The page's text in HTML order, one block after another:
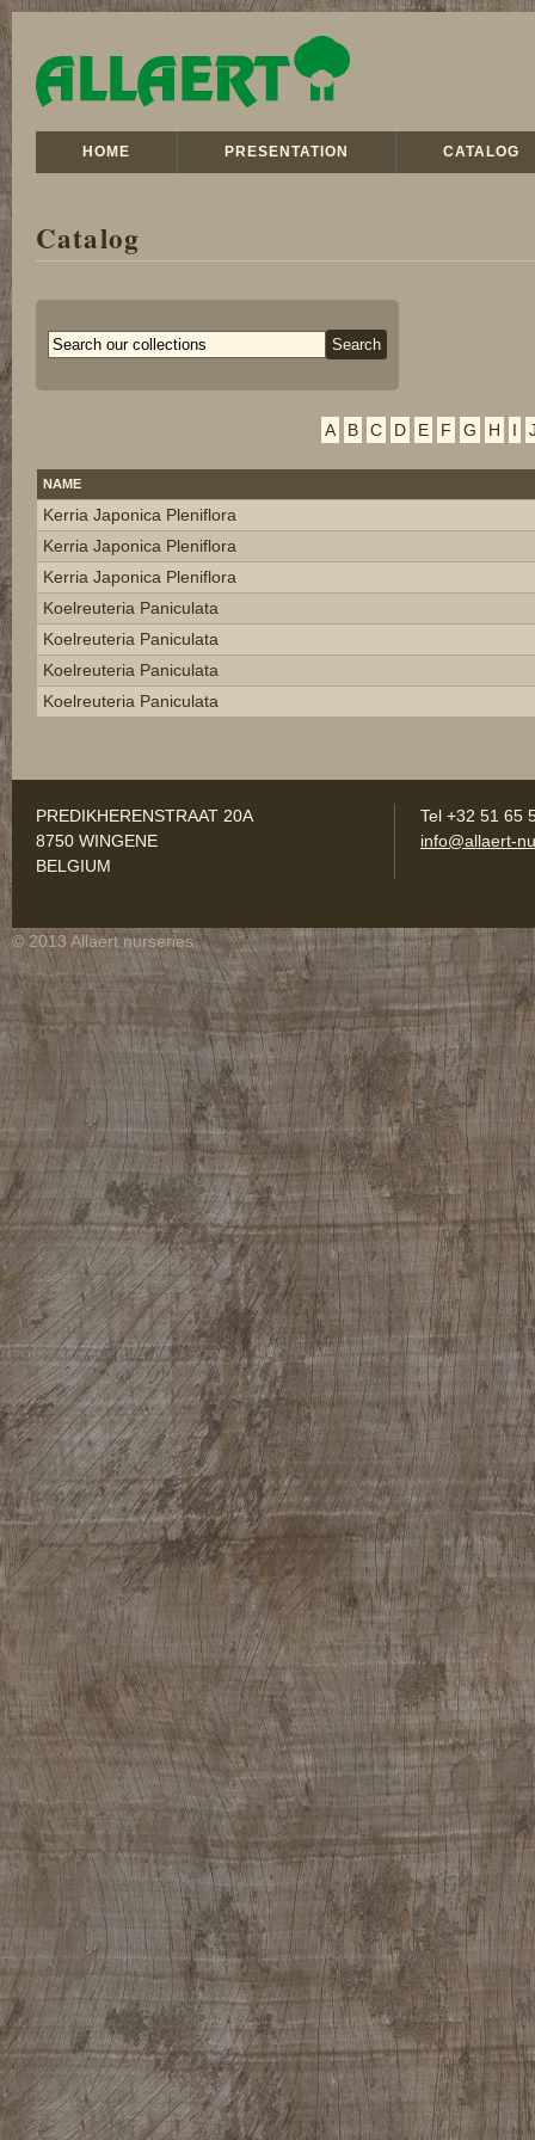
HOME PRESENTATION CATALOG
Catalog
A B C D E F G H I
NAME
Kerria Japonica Pleniflora
Kerria Japonica Pleniflora
Kerria Japonica Pleniflora
Koelreuteria Paniculata
Koelreuteria Paniculata
Koelreuteria Paniculata
Koelreuteria Paniculata
PREDIKHERENSTRAAT 20A
8750 WINGENE
BELGIUM
Tel +32 51 65
info@allaert-
© 2013 Allaert nurseries